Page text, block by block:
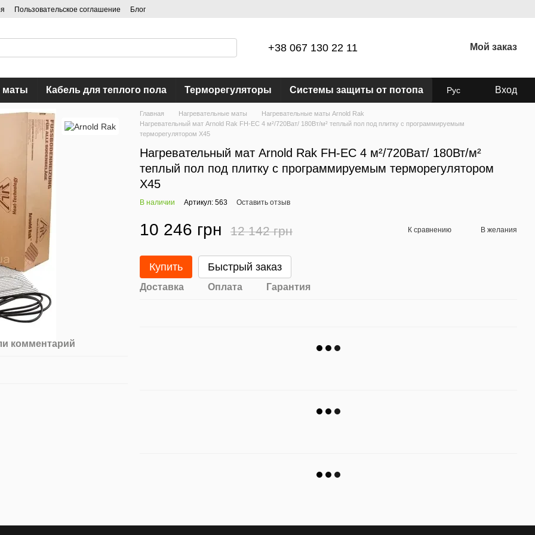
Пользовательское соглашение Блог
+38 067 130 22 11 Мой заказ
маты Кабель для теплого пола Терморегуляторы Системы защиты от потопа Рус Вход
комментарий
Главная Нагревательные маты
Нагревательные маты Arnold Rak
Нагревательный мат Arnold Rak FH-EC 4 м²/720Ват/ 180Вт/м² теплый пол под плитку c программируемым
терморегулятором Х45
Нагревательный мат Arnold Rak FH-EC 4 м²/720Ват/ 180Вт/м²
теплый пол под плитку c программируемым терморегулятором
Х45
В наличии Артикул: 563 Оставить отзыв
10 246 грн 12 142 грн К сравнению В желания
Купить Быстрый заказ
Доставка Оплата Гарантия